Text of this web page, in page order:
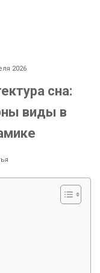
2026
сна:
виды в